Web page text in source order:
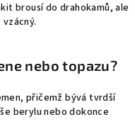
brousí do drahokamů, ale
nebo topazu?
přičemž bývá tvrdší
berylu nebo dokonce